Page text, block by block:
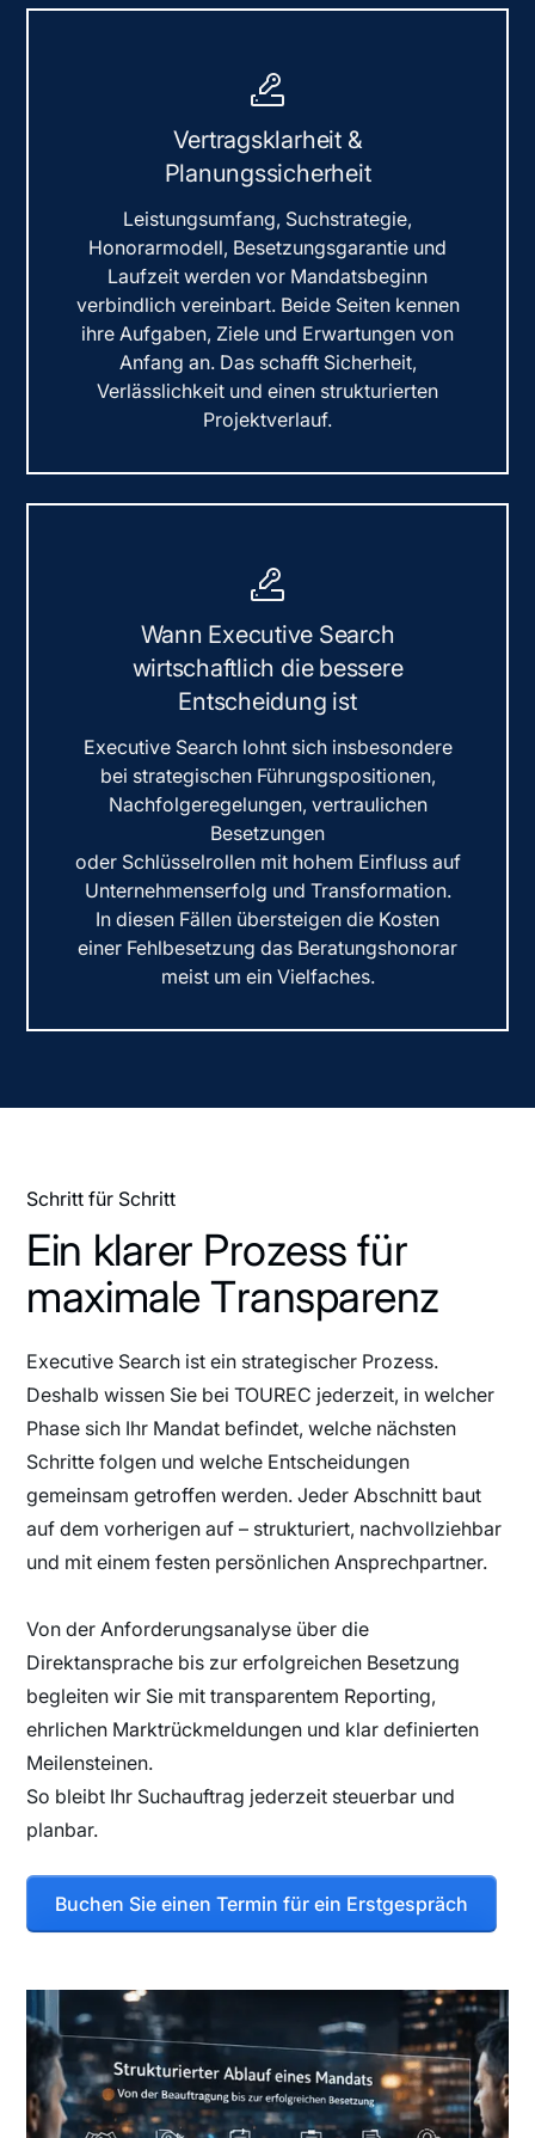
Vertragsklarheit &
Planungssicherheit
Leistungsumfang, Suchstrategie,
Honorarmodell, Besetzungsgarantie und
Laufzeit werden vor Mandatsbeginn
verbindlich vereinbart. Beide Seiten kennen
ihre Aufgaben, Ziele und Erwartungen von
Anfang an. Das schafft Sicherheit,
Verlässlichkeit und einen strukturierten
Projektverlauf.
Wann Executive Search
wirtschaftlich die bessere
Entscheidung ist
Executive Search lohnt sich insbesondere
bei strategischen Führungspositionen,
Nachfolgeregelungen, vertraulichen
Besetzungen
oder Schlüsselrollen mit hohem Einfluss auf
Unternehmenserfolg und Transformation.
In diesen Fällen übersteigen die Kosten
einer Fehlbesetzung das Beratungshonorar
meist um ein Vielfaches.
Schritt für Schritt
Ein klarer Prozess für
maximale Transparenz
Executive Search ist ein strategischer Prozess.
Deshalb wissen Sie bei TOUREC jederzeit, in welcher
Phase sich Ihr Mandat befindet, welche nächsten
Schritte folgen und welche Entscheidungen
gemeinsam getroffen werden. Jeder Abschnitt baut
auf dem vorherigen auf – strukturiert, nachvollziehbar
und mit einem festen persönlichen Ansprechpartner.
Von der Anforderungsanalyse über die
Direktansprache bis zur erfolgreichen Besetzung
begleiten wir Sie mit transparentem Reporting,
ehrlichen Marktrückmeldungen und klar definierten
Meilensteinen.
So bleibt Ihr Suchauftrag jederzeit steuerbar und
planbar.
Buchen Sie einen Termin für ein Erstgespräch